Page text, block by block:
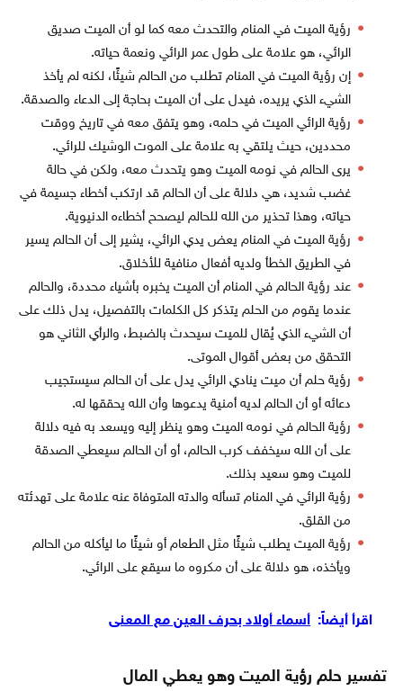
رؤية الميت في المنام والتحدث معه كما لو أن الميت صديق
الرائي، هو علامة على طول عمر الرائي ونعمة حياته.
إن رؤية الميت في المنام تطلب من الحالم شيئًا، لكنه لم يأخذ
الشيء الذي يريده، فيدل على أن الميت بحاجة إلى الدعاء والصدقة.
رؤية الرائي الميت في حلمه، وهو يتفق معه في تاريخ ووقت
محددين، حيث يلتقي به علامة على الموت الوشيك للرائي.
يرى الحالم في نومه الميت وهو يتحدث معه، ولكن في حالة
غضب شديد، هي دلالة على أن الحالم قد ارتكب أخطاء جسيمة في
حياته، وهذا تحذير من الله للحالم ليصحح أخطاءه الدنيوية.
رؤية الميت في المنام يعض يدي الرائي، يشير إلى أن الحالم يسير
في الطريق الخطأ ولديه أفعال منافية للأخلاق.
عند رؤية الحالم في المنام أن الميت يخبره بأشياء محددة، والحالم
عندما يقوم من الحلم يتذكر كل الكلمات بالتفصيل، يدل ذلك على
أن الشيء الذي يُقال للميت سيحدث بالضبط، والرأي الثاني هو
التحقق من بعض أقوال الموتى.
رؤية حلم أن ميت ينادي الرائي يدل على أن الحالم سيستجيب
دعائه أو أن الحالم لديه أمنية يدعوها وأن الله يحققها له.
رؤية الحالم في نومه الميت وهو ينظر إليه ويسعد به فيه دلالة
على أن الله سيخفف كرب الحالم، أو أن الحالم سيعطي الصدقة
للميت وهو سعيد بذلك.
رؤية الرائي في المنام تسأله والدته المتوفاة عنه علامة على تهدئته
من القلق.
رؤية الميت يطلب شيئًا مثل الطعام أو شيئًا ما ليأكله من الحالم
ويأخذه، هو دلالة على أن مكروه ما سيقع على الرائي.
اقرأ أيضاً: أسماء أولاد بحرف العين مع المعنى
تفسير حلم رؤية الميت وهو يعطي المال